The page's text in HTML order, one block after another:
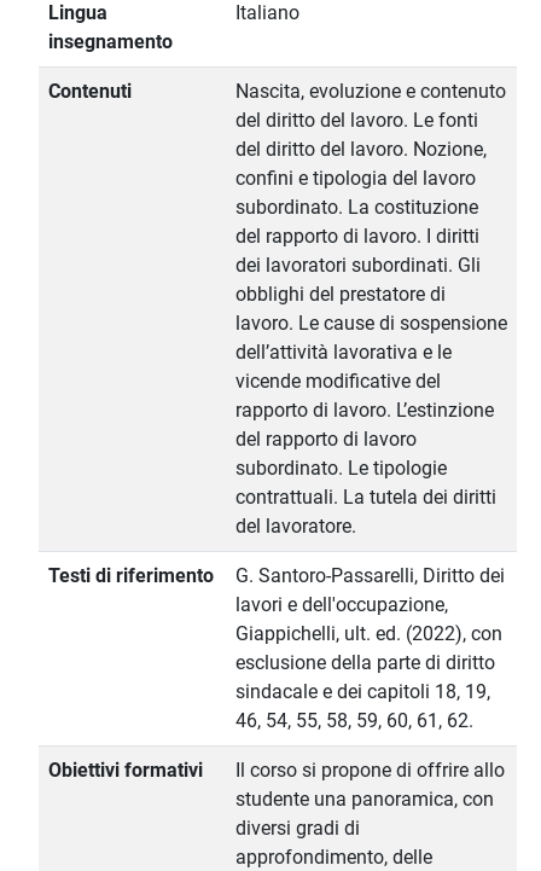
Lingua
insegnamento
Italiano
Contenuti
Nascita, evoluzione e contenuto
del diritto del lavoro. Le fonti
del diritto del lavoro. Nozione,
confini e tipologia del lavoro
subordinato. La costituzione
del rapporto di lavoro. I diritti
dei lavoratori subordinati. Gli
obblighi del prestatore di
lavoro. Le cause di sospensione
dell’attività lavorativa e le
vicende modificative del
rapporto di lavoro. L’estinzione
del rapporto di lavoro
subordinato. Le tipologie
contrattuali. La tutela dei diritti
del lavoratore.
Testi di riferimento
G. Santoro-Passarelli, Diritto dei
lavori e dell'occupazione,
Giappichelli, ult. ed. (2022), con
esclusione della parte di diritto
sindacale e dei capitoli 18, 19,
46, 54, 55, 58, 59, 60, 61, 62.
Obiettivi formativi
Il corso si propone di offrire allo
studente una panoramica, con
diversi gradi di
approfondimento, delle